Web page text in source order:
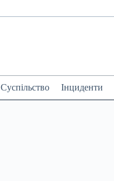
Суспільство Інциденти